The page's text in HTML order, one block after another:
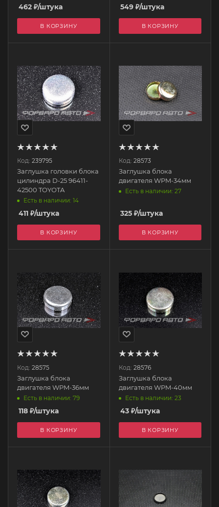
462 ₽/штука
В КОРЗИНУ
549₽/штука
В КОРЗИНУ
Код: 239795
Заглушка головки блока
цилиндра D-25 96411-
42500 TOYOTA
Есть в наличии: 14
411 ₽/штука
В КОРЗИНУ
Код: 28573
Заглушка блока
двигателя WPM-34мм
Есть в наличии: 27
325₽/штука
В КОРЗИНУ
Код: 28575
Заглушка блока
двигателя WPM-36мм
Есть в наличии: 79
118 ₽/штука
В КОРЗИНУ
Код: 28576
Заглушка блока
двигателя WPM-40мм
Есть в наличии: 23
43₽/штука
В КОРЗИНУ